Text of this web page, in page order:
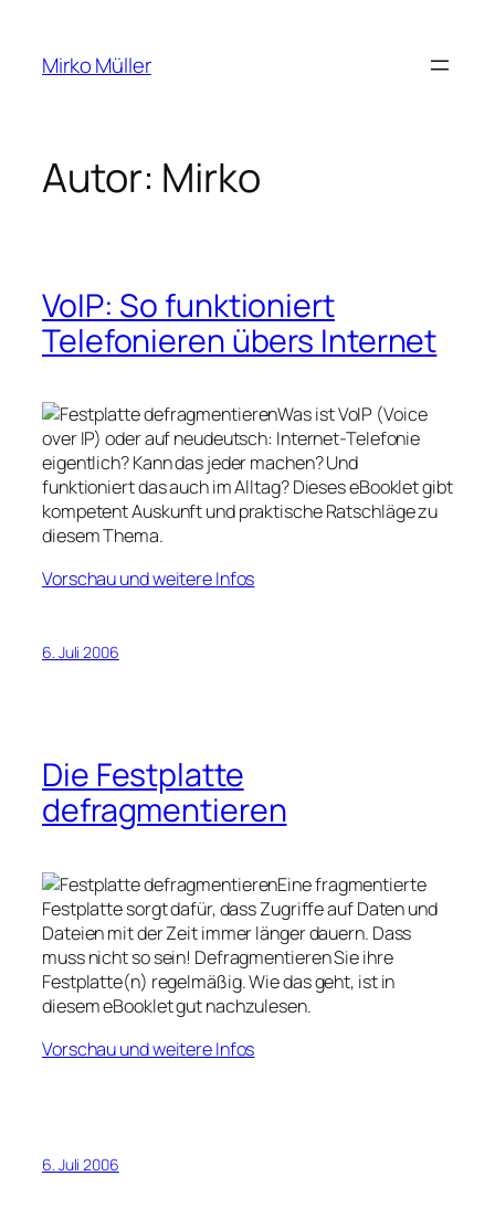
springen
Mirko Müller
Autor: Mirko
VoIP: So funktioniert
Telefonieren übers Internet
Was ist VoIP (Voice
over IP) oder auf neudeutsch: Internet-Telefonie
eigentlich? Kann das jeder machen? Und
funktioniert das auch im Alltag? Dieses eBooklet gibt
kompetent Auskunft und praktische Ratschläge zu
diesem Thema.
Vorschau und weitere Infos
6. Juli 2006
Die Festplatte
defragmentieren
Eine fragmentierte
Festplatte sorgt dafür, dass Zugriffe auf Daten und
Dateien mit der Zeit immer länger dauern. Dass
muss nicht so sein! Defragmentieren Sie ihre
Festplatte(n) regelmäßig. Wie das geht, ist in
diesem eBooklet gut nachzulesen.
Vorschau und weitere Infos
6. Juli 2006